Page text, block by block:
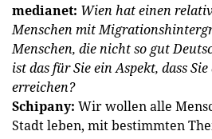
medianet: Wien hat einen
Menschen mit
Menschen, die nicht so gut
ist das für Sie ein Aspekt, dass
erreichen?
Schipany: Wir wollen alle
Stadt leben, mit bestimmten